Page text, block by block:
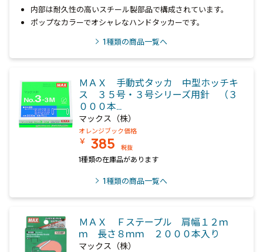
内部は耐久性の高いスチール製部品で構成されています。
ポップなカラーでオシャレなハンドタッカーです。
1種類の商品一覧へ
ＭＡＸ 手動式タッカ 中型ホッチキ
ス ３５号・３号シリーズ用針 （３
０００本…
マックス（株）
オレンジブック価格
￥ 385 税抜
1種類の在庫品があります
1種類の商品一覧へ
ＭＡＸ Ｆステープル 肩幅１２ｍ
ｍ 長さ８ｍｍ ２０００本入り
マックス（株）